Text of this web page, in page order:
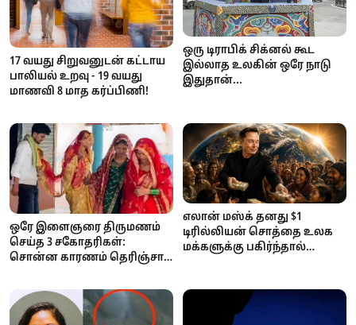
17 வயது சிறுவனுடன் கட்டாய
பாலியல் உறவு - 19 வயது
மாணவி 8 மாத கர்ப்பிணி!
ஒரு டிராபிக் சிக்னல் கூட
இல்லாத உலகின் ஒரே நாடு
இதுதான்...
ஒரே இளைஞரை திருமணம்
செய்த 3 சகோதரிகள்:
சொன்ன காரணம் தெரிஞ்சா
எலான் மஸ்க் தனது $1
டிரில்லியன் சொத்தை உலக
மக்களுக்கு பகிர்ந்தால்
வைக்கும் கணக்குகள்!